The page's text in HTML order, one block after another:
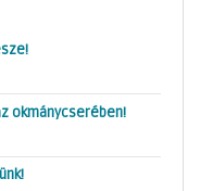
okmánycserében!